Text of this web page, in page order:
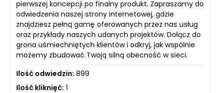
pierwszej koncepcji po finalny produkt. Zapraszamy do
odwiedzenia naszej strony internetowej, gdzie
znajdziesz pełną gamę oferowanych przez nas usług
oraz przykłady naszych udanych projektów. Dołącz do
grona uśmiechniętych klientów i odkryj, jak wspólnie
możemy zbudować Twoją silną obecność w sieci.
Ilość odwiedzin: 899
Ilość kliknięć: 1